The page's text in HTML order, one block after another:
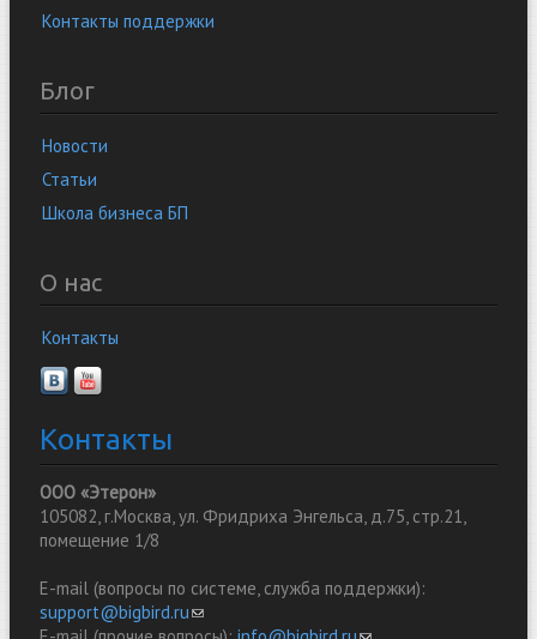
Контакты поддержки
Блог
Новости
Статьи
Школа бизнеса БП
О нас
Контакты
Контакты
ООО «Этерон»
105082, г.Москва, ул. Фридриха Энгельса, д.75, стр.21,
помещение 1/8
E-mail (вопросы по системе, служба поддержки):
support@bigbird.ru(link sends e-mail)